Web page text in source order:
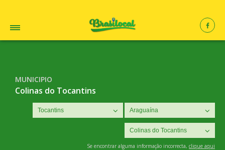
MUNICIPIO
Colinas do Tocantins
Se encontrar alguma informação incorrecta, clique aqui